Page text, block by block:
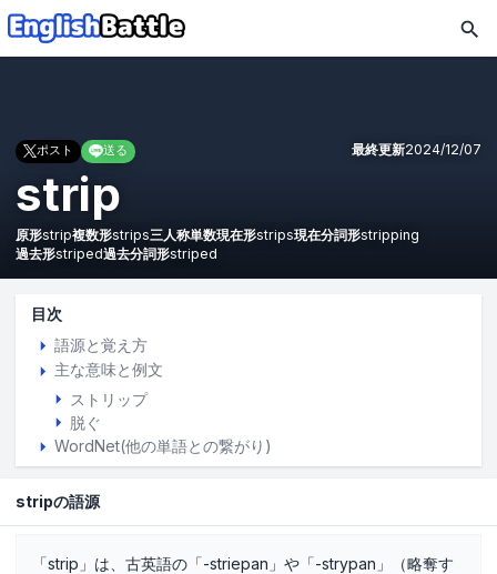
ポスト 送る 最終更新2024/12/07
strip
原形strip複数形strips三人称単数現在形strips現在分詞形stripping
過去形striped過去分詞形striped
目次
語源と覚え方
主な意味と例文
ストリップ
脱ぐ
WordNet(他の単語との繋がり)
stripの語源
「strip」は、古英語の「-striepan」や「-strypan」（略奪す